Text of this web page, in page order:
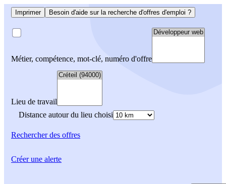
Imprimer Besoin d'aide sur la recherche d'offres d'emploi ?
Métier, compétence, mot-clé, numéro d'offre
Lieu de travail
Distance autour du lieu choisi
Rechercherdes offres
Créer une alerte